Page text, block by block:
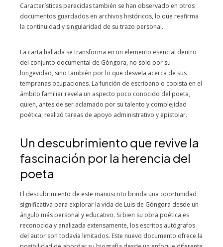
Características parecidas también se han observado en otros
documentos guardados en archivos históricos, lo que reafirma
la continuidad y singularidad de su trazo personal.
La carta hallada se transforma en un elemento esencial dentro
del conjunto documental de Góngora, no solo por su
longevidad, sino también por lo que desvela acerca de sus
tempranas ocupaciones. La función de escribano o copista en el
ámbito familiar revela un aspecto poco conocido del poeta,
quien, antes de ser aclamado por su talento y complejidad
poética, realizó tareas de apoyo administrativo y epistolar.
Un descubrimiento que revive la
fascinación por la herencia del
poeta
El descubrimiento de este manuscrito brinda una oportunidad
significativa para explorar la vida de Luis de Góngora desde un
ángulo más personal y educativo. Si bien su obra poética es
reconocida y analizada extensamente, los escritos autógrafos
del autor son todavía limitados. Este nuevo documento ofrece la